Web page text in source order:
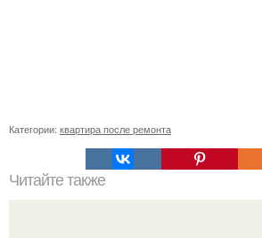
Категории: квартира после ремонта
Читайте также